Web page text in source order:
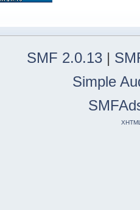
SMF 2.0.13 |
Simple